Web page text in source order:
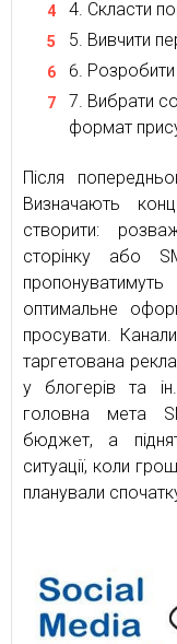
Скласти
Вивчити
Вибрати
формат
Після
Визначають
створити:
сторінку або
оптимальне
просувати.
таргетована
у блогерів та
головна мета
бюджет, а
ситуації, коли
планували